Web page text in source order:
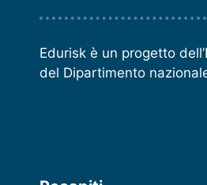
Edurisk è un progetto dell’
del Dipartimento